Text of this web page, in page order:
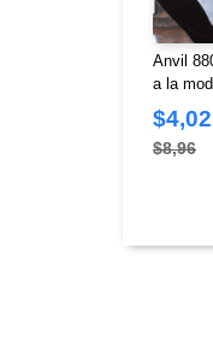
Anvil
a la
$4,02
$8,96